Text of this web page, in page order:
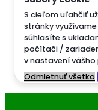
S cieľom uľahčiť
stránky
súhlasíte s
počítači /
v nastavení
Odmietnuť všetko